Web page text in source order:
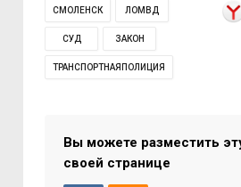
СМОЛЕНСК ЛОМВД
СУД ЗАКОН
ТРАНСПОРТНАЯПОЛИЦИЯ
Вы можете разместить
своей странице